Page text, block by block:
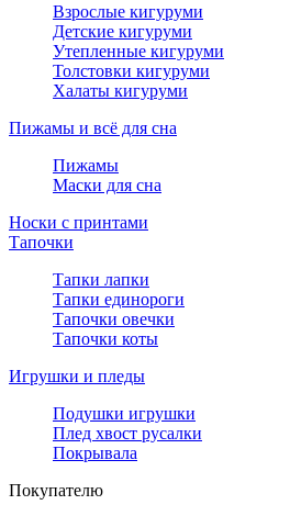
Взрослые кигуруми
Детские кигуруми
Утепленные кигуруми
Толстовки кигуруми
Халаты кигуруми
Пижамы и всё для сна
Пижамы
Маски для сна
Носки с принтами
Тапочки
Тапки лапки
Тапки единороги
Тапочки овечки
Тапочки коты
Игрушки и пледы
Подушки игрушки
Плед хвост русалки
Покрывала
Покупателю